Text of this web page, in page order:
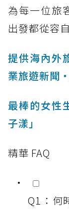
為每一位旅
出發都從容
提供海內外
業旅遊新聞
最棒的女性
子漾」
精華 FAQ
Q1：何